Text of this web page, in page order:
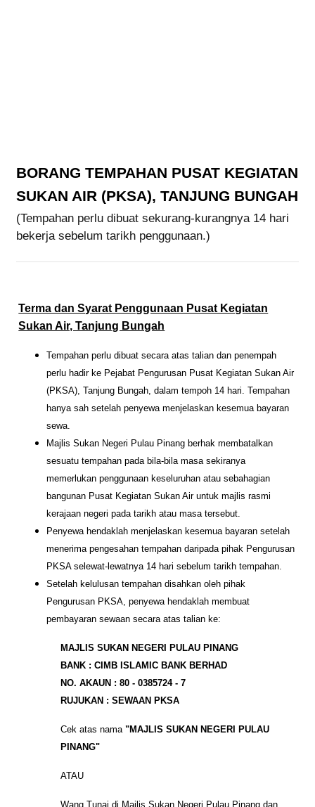
BORANG TEMPAHAN PUSAT KEGIATAN
SUKAN AIR (PKSA), TANJUNG BUNGAH
(Tempahan perlu dibuat sekurang-kurangnya 14 hari
bekerja sebelum tarikh penggunaan.)
Terma dan Syarat Penggunaan Pusat Kegiatan
Sukan Air, Tanjung Bungah
Tempahan perlu dibuat secara atas talian dan penempah
perlu hadir ke Pejabat Pengurusan Pusat Kegiatan Sukan Air
(PKSA), Tanjung Bungah, dalam tempoh 14 hari. Tempahan
hanya sah setelah penyewa menjelaskan kesemua bayaran
sewa.
Majlis Sukan Negeri Pulau Pinang berhak membatalkan
sesuatu tempahan pada bila-bila masa sekiranya
memerlukan penggunaan keseluruhan atau sebahagian
bangunan Pusat Kegiatan Sukan Air untuk majlis rasmi
kerajaan negeri pada tarikh atau masa tersebut.
Penyewa hendaklah menjelaskan kesemua bayaran setelah
menerima pengesahan tempahan daripada pihak Pengurusan
PKSA selewat-lewatnya 14 hari sebelum tarikh tempahan.
Setelah kelulusan tempahan disahkan oleh pihak
Pengurusan PKSA, penyewa hendaklah membuat
pembayaran sewaan secara atas talian ke:
MAJLIS SUKAN NEGERI PULAU PINANG
BANK : CIMB ISLAMIC BANK BERHAD
NO. AKAUN : 80 - 0385724 - 7
RUJUKAN : SEWAAN PKSA
Cek atas nama"MAJLIS SUKAN NEGERI PULAU
PINANG"
ATAU
Wang Tunai di Majlis Sukan Negeri Pulau Pinang dan